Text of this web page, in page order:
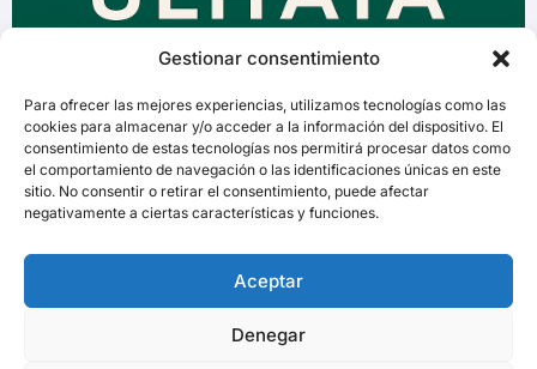
Gestionar consentimiento
Para ofrecer las mejores experiencias, utilizamos tecnologías como las
cookies para almacenar y/o acceder a la información del dispositivo. El
consentimiento de estas tecnologías nos permitirá procesar datos como
el comportamiento de navegación o las identificaciones únicas en este
sitio. No consentir o retirar el consentimiento, puede afectar
negativamente a ciertas características y funciones.
Aceptar
Denegar